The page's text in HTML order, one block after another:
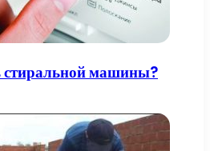
стиральной машины?